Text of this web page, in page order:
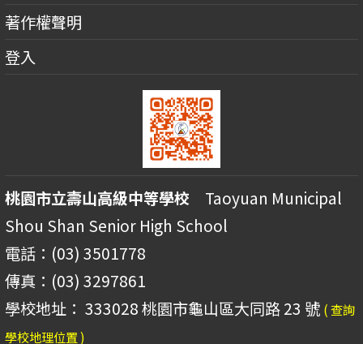
著作權聲明
登入
桃園市立壽山高級中等學校 Taoyuan Municipal
Shou Shan Senior High School
電話：(03) 3501778
傳真：(03) 3297861
學校地址： 333028 桃園市龜山區大同路 23 號 ( 查詢
學校地理位置 )